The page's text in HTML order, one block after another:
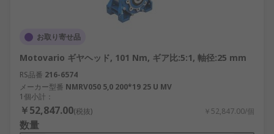
お取り寄せ品
Motovario ギヤヘッド, 101 Nm, ギア比:5:1, 軸径:25 mm
RS品番 216-6574
メーカー型番 NMRV050 5,0 200*19 25 U MV
1個小計：
￥52,847.00(税抜) ￥52,847.00/個
数量